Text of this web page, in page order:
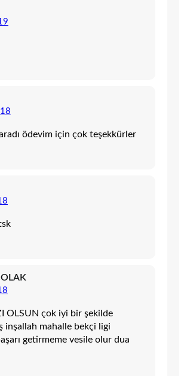
ödevim için çok teşekkürler
OLSUN çok iyi bir şekilde
inşallah mahalle bekçi ligi
getirmeme vesile olur dua